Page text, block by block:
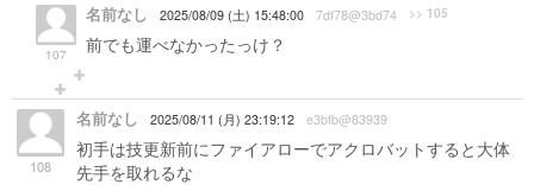
107
名前なし 2025/08/09 (土) 15:48:00 7df78@3bd74 >> 105
前でも運べなかったっけ？
108
名前なし 2025/08/11 (月) 23:19:12 e3bfb@83939
初手は技更新前にファイアローでアクロバットすると大体
先手を取れるな